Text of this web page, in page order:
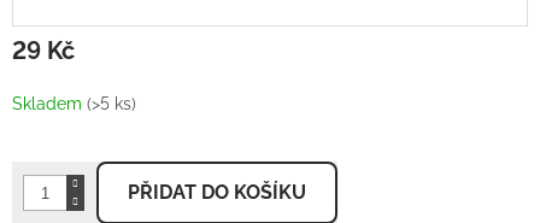
29 KčMěrná
Skladem (>5 ks)
PŘIDAT DO KOŠÍKU